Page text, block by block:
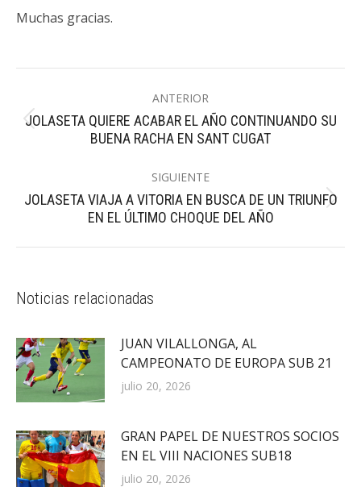
Muchas gracias.
entre
publicaciones
ANTERIOR
Publicación
anterior:
JOLASETA QUIERE ACABAR EL AÑO CONTINUANDO SU
BUENA RACHA EN SANT CUGAT
SIGUIENTE
Publicación
siguiente:
JOLASETA VIAJA A VITORIA EN BUSCA DE UN TRIUNFO
EN EL ÚLTIMO CHOQUE DEL AÑO
Noticias relacionadas
JUAN VILALLONGA, AL
CAMPEONATO DE EUROPA SUB 21
julio 20, 2026
GRAN PAPEL DE NUESTROS SOCIOS
EN EL VIII NACIONES SUB18
julio 20, 2026